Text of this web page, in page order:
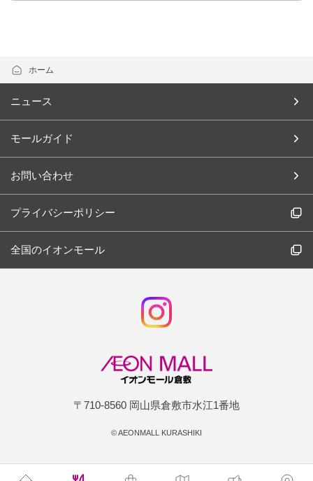
ホーム
ニュース
モールガイド
お問い合わせ
プライバシーポリシー
全国のイオンモール
〒710-8560 岡山県倉敷市水江1番地
©AEONMALL KURASHIKI